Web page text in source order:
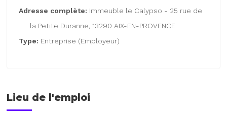
Adresse complète: Immeuble le Calypso - 25 rue de
la Petite Duranne, 13290 AIX-EN-PROVENCE
Type: Entreprise (Employeur)
Lieu de l'emploi